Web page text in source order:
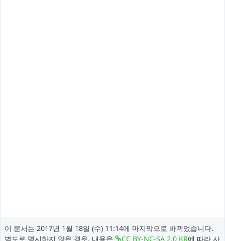
이 문서는 2017년 1월 18일 (수) 11:14에 마지막으로 바뀌었습니다.
별도로 명시하지 않은 경우, 내용은
CC BY-NC-SA 2.0 KR에 따라 사